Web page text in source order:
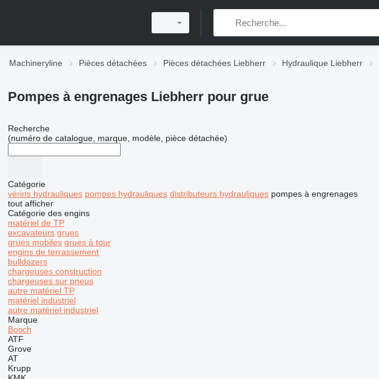
Machineryline Pièces détachées Pièces détachées Liebherr Hydraulique Liebherr
Pompes à engrenages Liebherr pour grue
Recherche
(numéro de catalogue, marque, modèle, pièce détachée)
Catégorie
vérins hydrauliques pompes hydrauliques distributeurs hydrauliques pompes à engrenages
tout afficher
Catégorie des engins
matériel de TP
excavateurs grues
grues mobiles grues à tour
engins de terrassement
bulldozers
chargeuses construction
chargeuses sur pneus
autre matériel TP
matériel industriel
autre matériel industriel
Marque
Bosch
ATF
Grove
AT
Krupp